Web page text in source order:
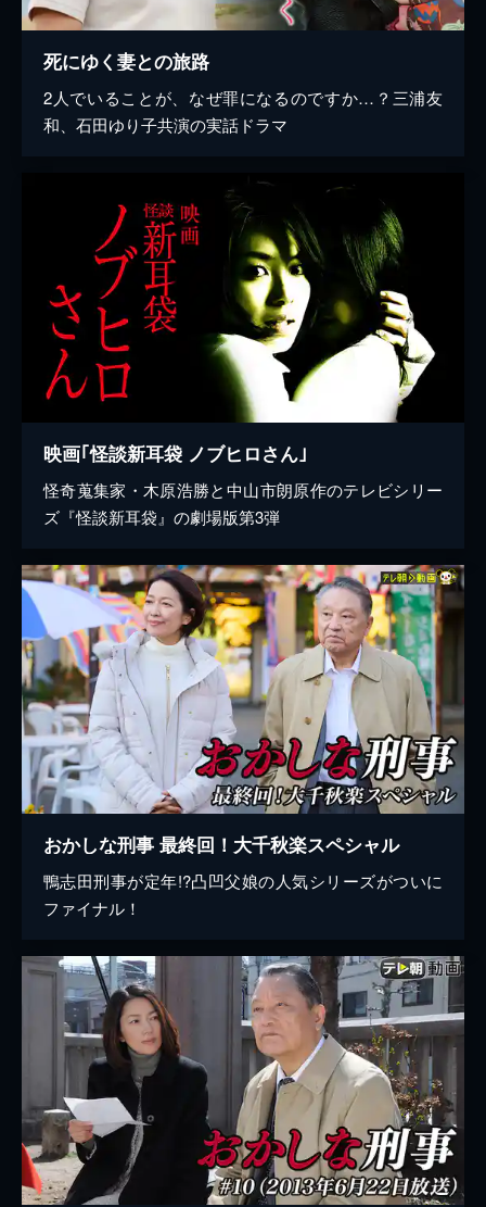
死にゆく妻との旅路
2人でいることが、なぜ罪になるのですか…？三浦友
和、石田ゆり子共演の実話ドラマ
映画｢怪談新耳袋 ノブヒロさん｣
怪奇蒐集家・木原浩勝と中山市朗原作のテレビシリー
ズ『怪談新耳袋』の劇場版第3弾
おかしな刑事 最終回！大千秋楽スペシャル
鴨志田刑事が定年!?凸凹父娘の人気シリーズがついに
ファイナル！